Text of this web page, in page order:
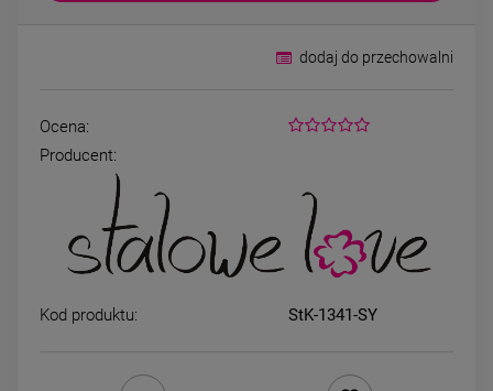
STAL CHIRURGICZNA
39,00 zł
Kolczyki STAL
łapka kota psa ażurowa
39,00 zł
dodaj do przechowalni
Ocena:
Producent:
Kod produktu: StK-1341-SY